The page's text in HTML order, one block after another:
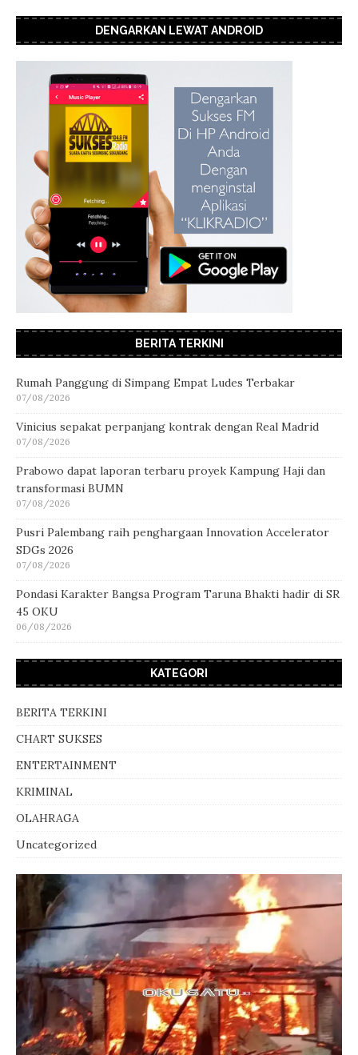
DENGARKAN LEWAT ANDROID
BERITA TERKINI
Rumah Panggung di Simpang Empat Ludes Terbakar
07/08/2026
Vinicius sepakat perpanjang kontrak dengan Real Madrid
07/08/2026
Prabowo dapat laporan terbaru proyek Kampung Haji dan
transformasi BUMN
07/08/2026
Pusri Palembang raih penghargaan Innovation Accelerator
SDGs 2026
07/08/2026
Pondasi Karakter Bangsa Program Taruna Bhakti hadir di SR
45 OKU
06/08/2026
KATEGORI
BERITA TERKINI
CHART SUKSES
ENTERTAINMENT
KRIMINAL
OLAHRAGA
Uncategorized
Vinicius sepakat perpanjang kontrak
Prabowo dapat laporan terbaru
Pusri Palembang raih penghargaan
Pondasi Karakter Bangsa Program